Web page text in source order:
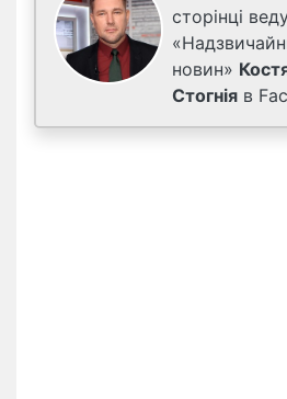
сторінці
новин»
Стогнія в